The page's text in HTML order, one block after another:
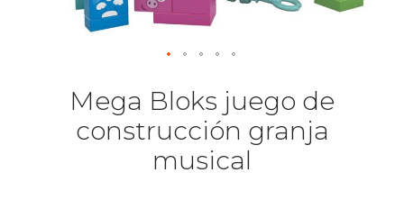
Mega Bloks juego de
construcción granja
musical